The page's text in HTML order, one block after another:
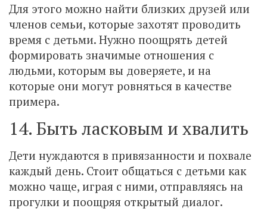
Для этого можно найти близких друзей или
членов семьи, которые захотят проводить
время с детьми. Нужно поощрять детей
формировать значимые отношения с
людьми, которым вы доверяете, и на
которые они могут ровняться в качестве
примера.
14. Быть ласковым и хвалить
Дети нуждаются в привязанности и похвале
каждый день. Стоит общаться с детьми как
можно чаще, играя с ними, отправляясь на
прогулки и поощряя открытый диалог.